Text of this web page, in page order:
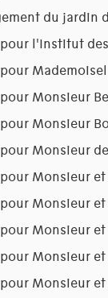
du jardin
l'Institut
Monsieur
Monsieur
Monsieur
Monsieur et
Monsieur et
Monsieur
Monsieur et
Monsieur